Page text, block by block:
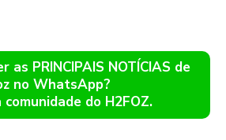
as PRINCIPAIS NOTÍCIAS de
no WhatsApp?
do H2FOZ.